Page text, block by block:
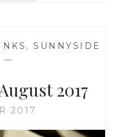
AUS
ZOLLNER24
, SUNNYSIDE
—
2017
2017